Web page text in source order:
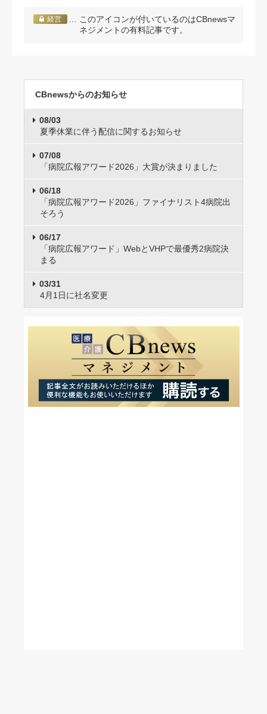
経営
… このアイコンが付いているのはCBnewsマ
ネジメントの有料記事です。
CBnewsからのお知らせ
08/03
夏季休業に伴う配信に関するお知らせ
07/08
「病院広報アワード2026」大賞が決まりました
06/18
「病院広報アワード2026」ファイナリスト4病院出
そろう
06/17
「病院広報アワード」WebとVHPで最優秀2病院決
まる
03/31
4月1日に社名変更